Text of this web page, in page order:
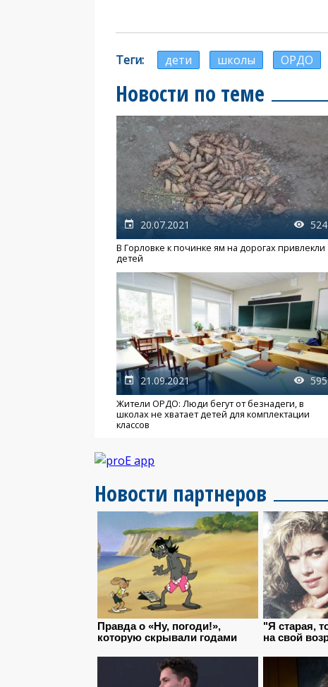
Теги дети школы ОРДО
Новости по теме
20.07.2021 524
В Горловке к починке ям на дорогах привлекли
детей
21.09.2021 595
Жители ОРДО: Люди бегут от безнадеги, в
школах не хватает детей для комплектации
классов
Новости партнеров